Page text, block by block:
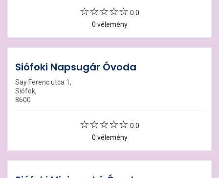
0.0
0 vélemény
Siófoki Napsugár Óvoda
Say Ferenc utca 1,
Siófok,
8600
0.0
0 vélemény